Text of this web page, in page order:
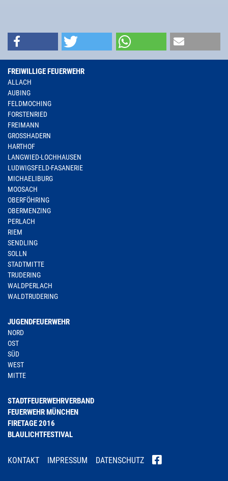
FREIWILLIGE FEUERWEHR
ALLACH
AUBING
FELDMOCHING
FORSTENRIED
FREIMANN
GROSSHADERN
HARTHOF
LANGWIED-LOCHHAUSEN
LUDWIGSFELD-FASANERIE
MICHAELIBURG
MOOSACH
OBERFÖHRING
OBERMENZING
PERLACH
RIEM
SENDLING
SOLLN
STADTMITTE
TRUDERING
WALDPERLACH
WALDTRUDERING
JUGENDFEUERWEHR
NORD
OST
SÜD
WEST
MITTE
STADTFEUERWEHRVERBAND
FEUERWEHR MÜNCHEN
FIRETAGE 2016
BLAULICHTFESTIVAL
KONTAKT IMPRESSUM DATENSCHUTZ